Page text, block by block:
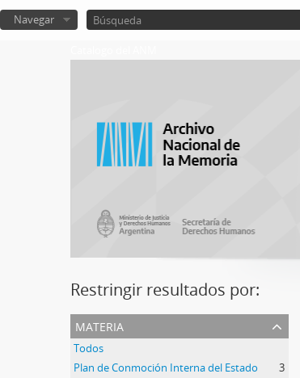
Navegar
Restringir resultados por:
materia
Todos
Plan de Conmoción Interna del Estado
3